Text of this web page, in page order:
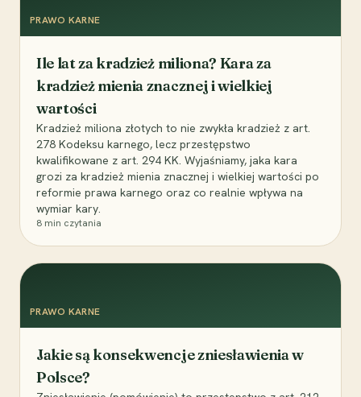
PRAWO KARNE
Ile lat za kradzież miliona? Kara za
kradzież mienia znacznej i wielkiej
wartości
Kradzież miliona złotych to nie zwykła kradzież z art.
278 Kodeksu karnego, lecz przestępstwo
kwalifikowane z art. 294 KK. Wyjaśniamy, jaka kara
grozi za kradzież mienia znacznej i wielkiej wartości po
reformie prawa karnego oraz co realnie wpływa na
wymiar kary.
8 min czytania
PRAWO KARNE
Jakie są konsekwencje zniesławienia w
Polsce?